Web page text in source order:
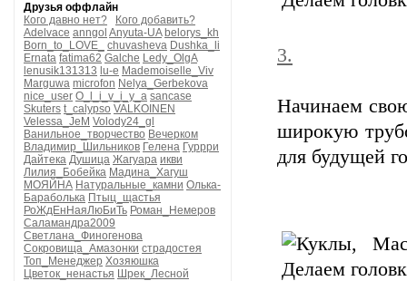
Друзья оффлайн
Кого давно нет?
Кого добавить?
Adelvace anngol Anyuta-UA belorys_kh
Born_to_LOVE_
chuvasheva Dushka_li
Ernata fatima62 Galche Ledy_OlgA
lenusik131313 lu-e Mademoiselle_Viv
Marguwa microfon Nelya_Gerbekova
nice_user O_l_i_v_i_y_a sancase
Skuters t_calypso VALKOINEN
Velessa_JeM Volody24_gl
Ванильное_творчество Вечерком
Владимир_Шильников Гелена Гуррри
Дайтека Душица Жагуара икви
Лилия_Бобейка Мадина_Хагуш
МОЯЙНА Натуральные_камни Олька-
Бараболька Птыц_щастья
РоЖдЕнНаяЛюБиТь Роман_Немеров
Саламандра2009
Светлана_Финогенова
Сокровища_Амазонки страдостея
Топ_Менеджер Хозяюшка
Цветок_ненастья Шрек_Лесной
3.
Начинаем
широкую
для будущей